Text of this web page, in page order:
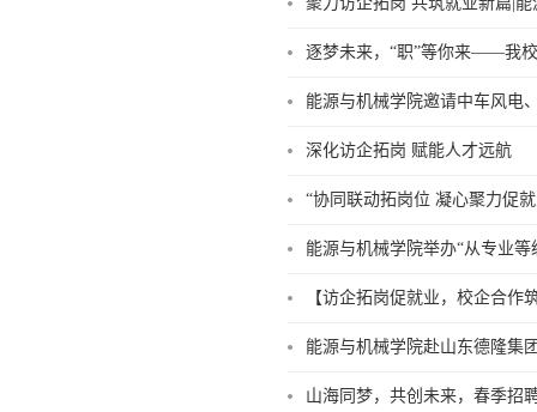
逐梦未来，“职”等你来——我
能源与机械学院邀请中车风电
深化访企拓岗 赋能人才远航
“协同联动拓岗位 凝心聚力促
能源与机械学院举办“从专业
【访企拓岗促就业，校企合
能源与机械学院赴山东德隆集
山海同梦，共创未来，春季招